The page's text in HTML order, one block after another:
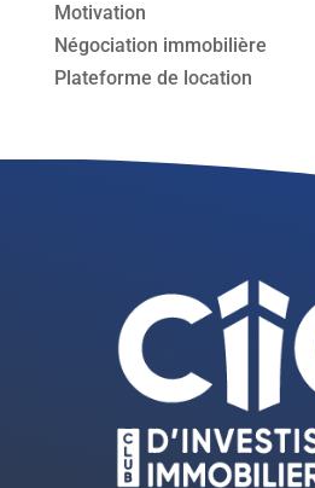
Motivation
Négociation immobilière
Plateforme de location